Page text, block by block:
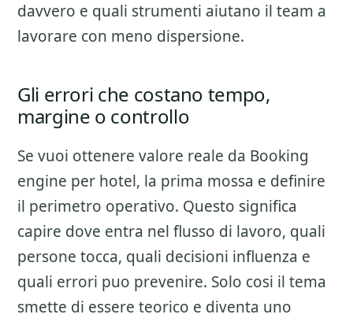
davvero e quali strumenti aiutano il team a
lavorare con meno dispersione.
Gli errori che costano tempo,
margine o controllo
Se vuoi ottenere valore reale da Booking
engine per hotel, la prima mossa e definire
il perimetro operativo. Questo significa
capire dove entra nel flusso di lavoro, quali
persone tocca, quali decisioni influenza e
quali errori puo prevenire. Solo cosi il tema
smette di essere teorico e diventa uno